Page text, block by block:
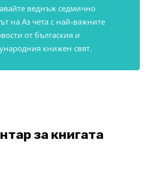
веднъж седмично
на Аз чета с най-важните
от бългаския и
книжен свят.
за книгата